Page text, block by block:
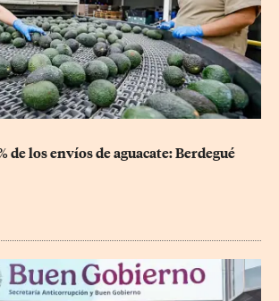
de los envíos de aguacate: Berdegué